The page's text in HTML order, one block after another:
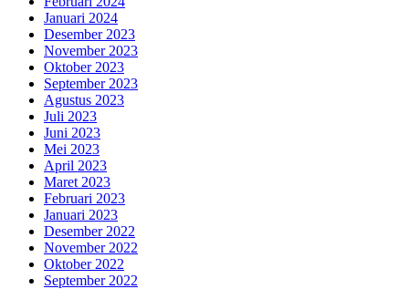
Januari 2024
Desember 2023
November 2023
Oktober 2023
September 2023
Agustus 2023
Juli 2023
Juni 2023
Mei 2023
April 2023
Maret 2023
Februari 2023
Januari 2023
Desember 2022
November 2022
Oktober 2022
September 2022